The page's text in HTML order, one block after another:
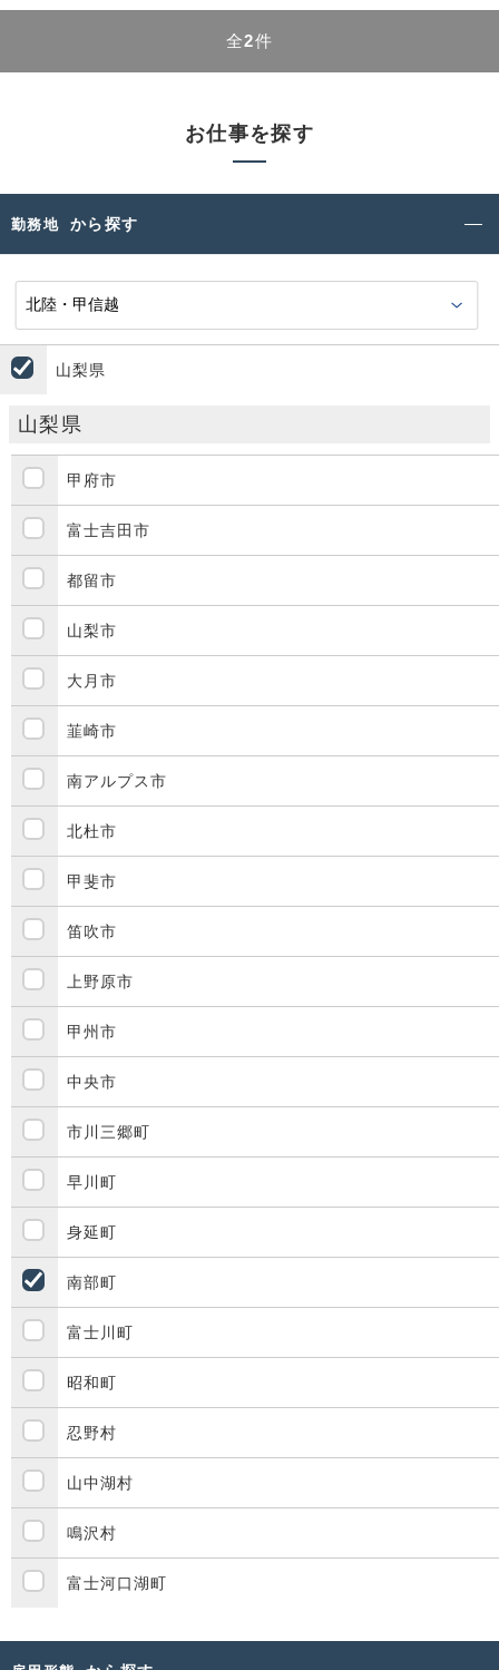
全2件
お仕事を探す
勤務地 から探す
山梨県
山梨県
甲府市
富士吉田市
都留市
山梨市
大月市
韮崎市
南アルプス市
北杜市
甲斐市
笛吹市
上野原市
甲州市
中央市
市川三郷町
早川町
身延町
南部町
富士川町
昭和町
忍野村
山中湖村
鳴沢村
富士河口湖町